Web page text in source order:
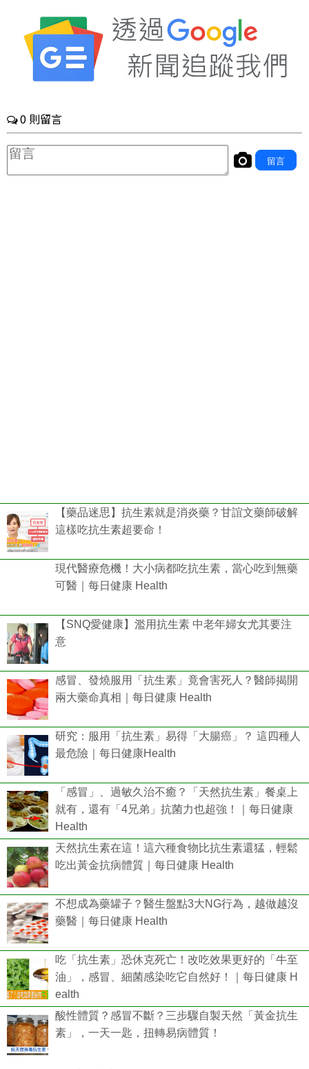
【藥品迷思】抗生素就是消炎藥？甘誼文藥師破解
這樣吃抗生素超要命！
現代醫療危機！大小病都吃抗生素，當心吃到無藥
可醫｜每日健康 Health
【SNQ愛健康】濫用抗生素 中老年婦女尤其要注
意
感冒、發燒服用「抗生素」竟會害死人？醫師揭開
兩大藥命真相｜每日健康 Health
研究：服用「抗生素」易得「大腸癌」？ 這四種人
最危險｜每日健康Health
「感冒」、過敏久治不癒？「天然抗生素」餐桌上
就有，還有「4兄弟」抗菌力也超強！｜每日健康
Health
天然抗生素在這！這六種食物比抗生素還猛，輕鬆
吃出黃金抗病體質｜每日健康 Health
不想成為藥罐子？醫生盤點3大NG行為，越做越沒
藥醫｜每日健康 Health
吃「抗生素」恐休克死亡！改吃效果更好的「牛至
油」，感冒、細菌感染吃它自然好！｜每日健康 H
ealth
酸性體質？感冒不斷？三步驟自製天然「黃金抗生
素」，一天一匙，扭轉易病體質！